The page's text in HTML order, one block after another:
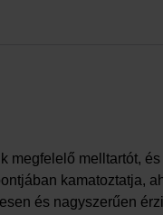
megfelelő melltartót, és
kamatoztatja,
és nagyszerűen